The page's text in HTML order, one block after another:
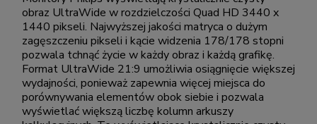
obraz UltraWide w rozdzielczości Quad HD 3440 x
1440 pikseli. Najwyższej jakości matryca o dużym
zagęszczeniu pikseli i kącie widzenia 178/178 stopni
pozwala tchnąć życie w każdy obraz i każdą grafikę.
Format UltraWide 21:9 umożliwia osiągnięcie większej
wydajności, ponieważ zapewnia więcej miejsca do
porównywania elementów obok siebie i pozwala
wyświetlać większą liczbę kolumn arkuszy